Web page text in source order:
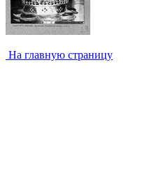
На главную страницу